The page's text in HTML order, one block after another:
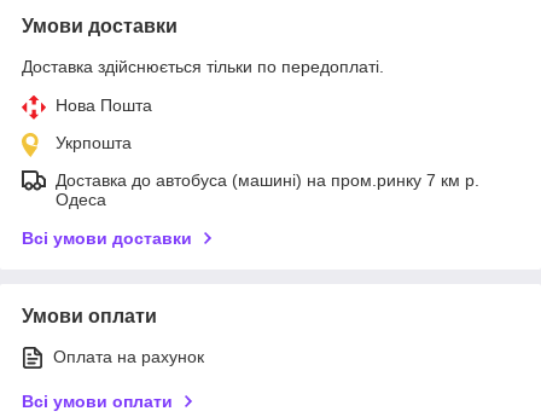
Умови доставки
Доставка здійснюється тільки по передоплаті.
Нова Пошта
Укрпошта
Доставка до автобуса (машині) на пром.ринку 7 км р.
Одеса
Всі умови доставки
Умови оплати
Оплата на рахунок
Всі умови оплати